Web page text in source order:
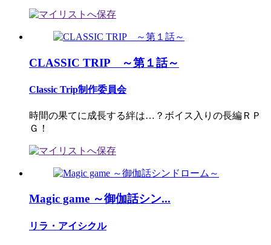
CLASSIC TRIP ～第１話～
Classic Trip制作委員会
時間の果てに成長する絆は…？ボイス入りの長編ＲＰ
Ｇ！
Magic game ～御伽話シン...
リラ・アイシクル